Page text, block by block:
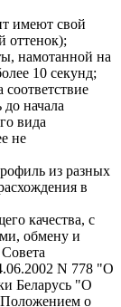
имеют свой
оттенок);
намотанной на
10 секунд;
начала
вида
не
из разных
в
качества, с
обмену и
N 778 "О
Беларусь "О
о